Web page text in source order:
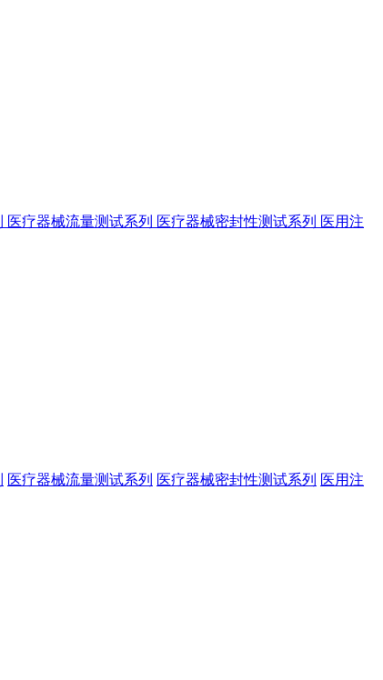
医疗器械流量测试系列 医疗器械密封性测试系列 医用注
医疗器械流量测试系列 医疗器械密封性测试系列 医用注